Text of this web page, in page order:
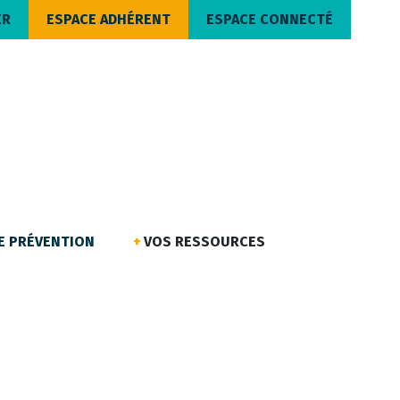
ESPACE ADHÉRENT ESPACE CONNECTÉ
PRÉVENTION VOS RESSOURCES